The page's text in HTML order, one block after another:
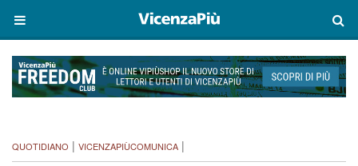
QUOTIDIANO | VICENZAPIÙCOMUNICA |